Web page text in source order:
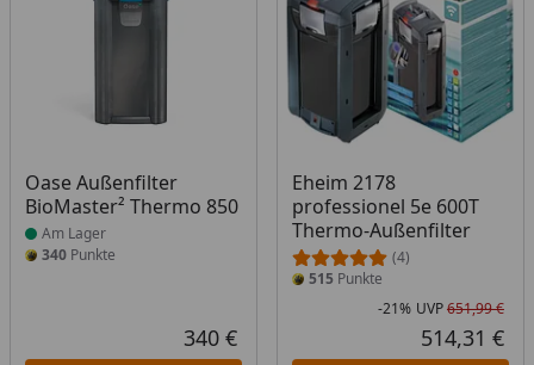
Oase Außenfilter
BioMaster² Thermo 850
Produkt am Lager
Am Lager
340 Punkte
Aktueller Preis
340 €
Eheim 2178
professionel 5e 600T
Thermo-Außenfilter
(4)
515 Punkte
-21% UVP651,99 €
514,31 €